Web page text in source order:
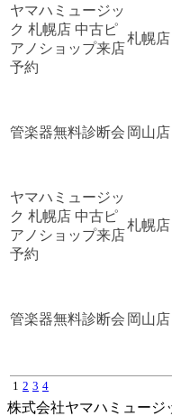
ヤマハミュージッ
ク 札幌店 中古ピ
アノショップ来店
予約
札幌店
管楽器無料診断会 岡山店
ヤマハミュージッ
ク 札幌店 中古ピ
アノショップ来店
予約
札幌店
管楽器無料診断会 岡山店
1 2 3 4
株式会社ヤマハミュージ